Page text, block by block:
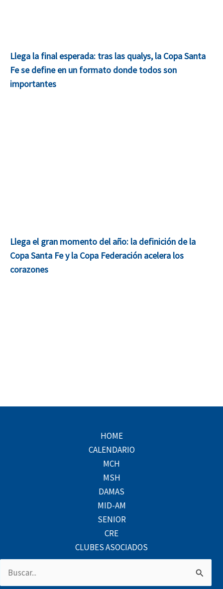
Llega la final esperada: tras las qualys, la Copa Santa
Fe se define en un formato donde todos son
importantes
Llega el gran momento del año: la definición de la
Copa Santa Fe y la Copa Federación acelera los
corazones
HOME
CALENDARIO
MCH
MSH
DAMAS
MID-AM
SENIOR
CRE
CLUBES ASOCIADOS
Buscar